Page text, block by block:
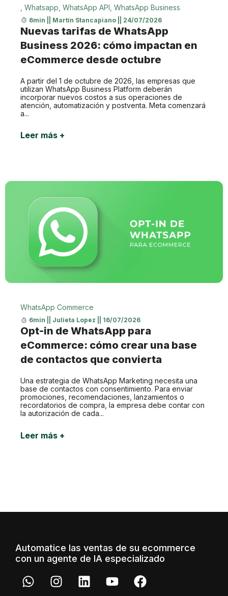
Whatsapp WhatsApp API WhatsApp Business
6min Martín Stancapiano 24/07/2026
Nuevas tarifas de WhatsApp
Business 2026: cómo impactan en
eCommerce desde octubre
A partir del 1 de octubre de 2026, las empresas que
utilizan WhatsApp Business Platform deberán
incorporar nuevos costos a sus operaciones de
atención, automatización y postventa. Meta comenzará
a...
Leer más +
WhatsApp Commerce
6min Julieta Lopez 16/07/2026
Opt-in de WhatsApp para
eCommerce: cómo crear una base
de contactos que convierta
Una estrategia de WhatsApp Marketing necesita una
base de contactos con consentimiento. Para enviar
promociones, recomendaciones, lanzamientos o
recordatorios de compra, la empresa debe contar con
la autorización de cada...
Leer más +
Automatice las ventas de su ecommerce
con un agente de IA especializado